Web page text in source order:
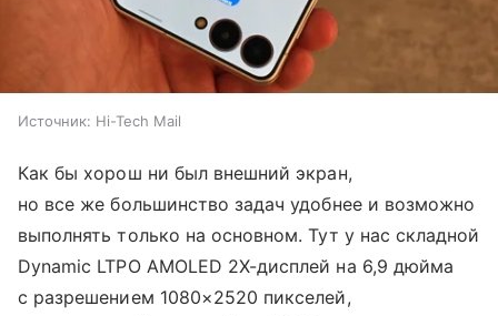
Источник: Hi-Tech Mail
Как бы хорош ни был внешний экран,
но все же большинство задач удобнее и возможно
выполнять только на основном. Тут у нас складной
Dynamic LTPO AMOLED 2X-дисплей на 6,9 дюйма
с разрешением 1080×2520 пикселей,